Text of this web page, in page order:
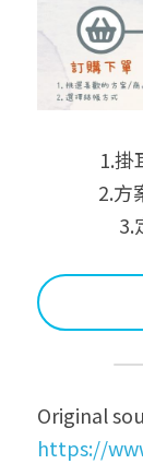
1.掛
2.方
3.
Original
https://